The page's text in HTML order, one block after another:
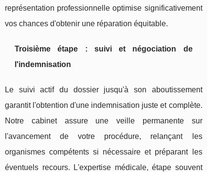
représentation professionnelle optimise significativement
vos chances d'obtenir une réparation équitable.
Troisième étape : suivi et négociation de
l'indemnisation
Le suivi actif du dossier jusqu'à son aboutissement
garantit l'obtention d'une indemnisation juste et complète.
Notre cabinet assure une veille permanente sur
l'avancement de votre procédure, relançant les
organismes compétents si nécessaire et préparant les
éventuels recours. L'expertise médicale, étape souvent